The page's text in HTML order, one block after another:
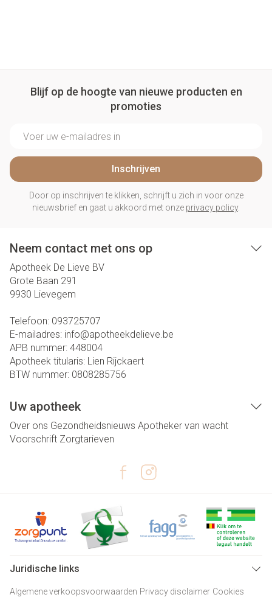
Blijf op de hoogte van nieuwe producten en
promoties
Inschrijven
Door op inschrijven te klikken, schrijft u zich in voor onze
nieuwsbrief en gaat u akkoord met onze privacy policy.
Neem contact met ons op
Apotheek De Lieve BV
Grote Baan 291
9930 Lievegem
Telefoon: 093725707
E-mailadres: info@apotheekdelieve.be
APB nummer: 448004
Apotheek titularis: Lien Rijckaert
BTW nummer: 0808285756
Uw apotheek
Over ons Gezondheidsnieuws Apotheker van wacht
Voorschrift Zorgtarieven
Juridische links
Algemene verkoopsvoorwaarden Privacy disclaimer Cookies